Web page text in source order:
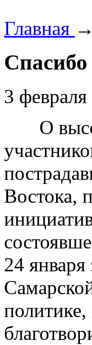
Главная →
3
О
Востока,
24